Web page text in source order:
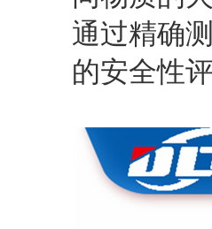
通过精确
的安全性